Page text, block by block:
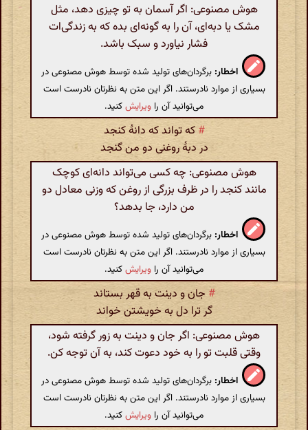
هوش مصنوعی: اگر آسمان به تو چیزی دهد، مثل
مشک یا دبه‌ای، آن را به گونه‌ای بده که به زندگی‌ات
فشار نیاورد و سبک باشد.
اخطار: برگردان‌های تولید شده توسط هوش مصنوعی در
بسیاری از موارد نادرستند. اگر این متن به نظرتان نادرست است
می‌توانید آن را ویرایشکنید.
# که تواند که دانهٔ کنجد
در دبهٔ روغنی دو من گنجد
هوش مصنوعی: چه کسی می‌تواند دانه‌ای کوچک
مانند کنجد را در ظرف بزرگی از روغن که وزنی معادل دو
من دارد، جا بدهد؟
اخطار: برگردان‌های تولید شده توسط هوش مصنوعی در
بسیاری از موارد نادرستند. اگر این متن به نظرتان نادرست است
می‌توانید آن را ویرایشکنید.
# جان و دینت به قهر بستاند
گر ترا دل به خویشتن خواند
هوش مصنوعی: اگر جان و دینت به زور گرفته شود،
وقتی قلبت تو را به خود دعوت کند، به آن توجه کن.
اخطار: برگردان‌های تولید شده توسط هوش مصنوعی در
بسیاری از موارد نادرستند. اگر این متن به نظرتان نادرست است
می‌توانید آن را ویرایشکنید.